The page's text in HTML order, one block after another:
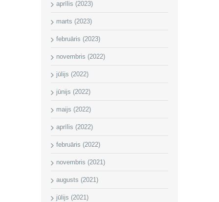
aprīlis (2023)
marts (2023)
februāris (2023)
novembris (2022)
jūlijs (2022)
jūnijs (2022)
maijs (2022)
aprīlis (2022)
februāris (2022)
novembris (2021)
augusts (2021)
jūlijs (2021)